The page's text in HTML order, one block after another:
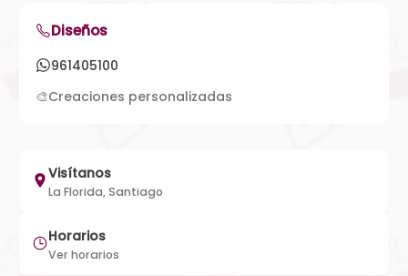
Diseños
961405100
🎨Creaciones personalizadas
Visítanos
La Florida, Santiago
Horarios
Ver horarios